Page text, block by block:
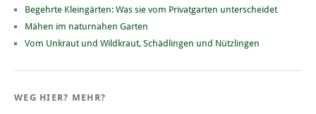
Begehrte Kleingärten: Was sie vom Privatgarten unterscheidet
Mähen im naturnahen Garten
Vom Unkraut und Wildkraut, Schädlingen und Nützlingen
WEG HIER? MEHR?